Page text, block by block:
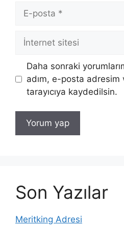
posta
İnternet
sitesi
Daha sonraki
adım, e-posta
tarayıcıya kaydedilsin.
Son Yazılar
Meritking Adresi